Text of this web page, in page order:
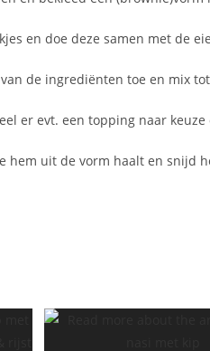
en doe deze samen met de
de ingrediënten toe en mix
er evt. een topping naar
hem uit de vorm haalt en snijd